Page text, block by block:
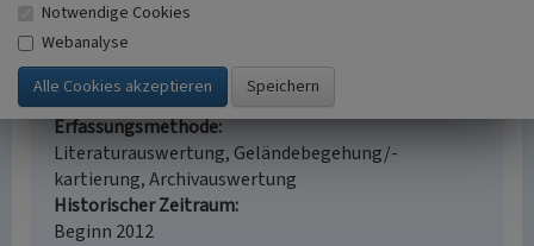
Kulturlandschaftspflege, Archäologie,
Denkmalpflege, Landeskunde, Raumplanung
Erfassungsmaßstab
i.d.R. 1:25.000 (kleiner als 1:20.000)
Erfassungsmethode
Literaturauswertung, Geländebegehung/-
kartierung, Archivauswertung
Historischer Zeitraum
Beginn 2012
Notwendige Cookies
Webanalyse